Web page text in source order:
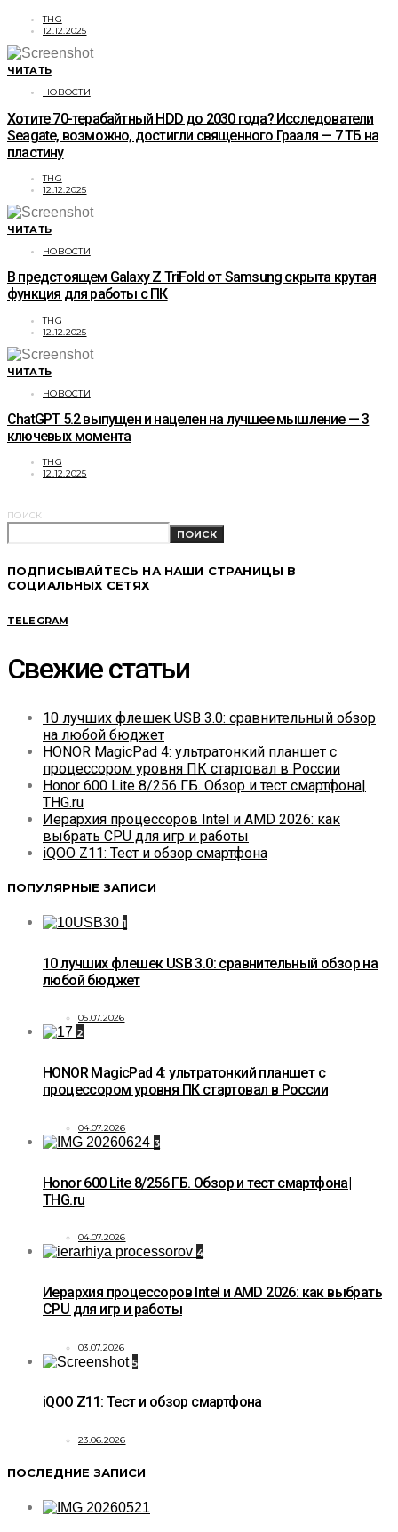
THG
12.12.2025
ЧИТАТЬ
НОВОСТИ
Хотите 70-терабайтный HDD до 2030 года? Исследователи
Seagate, возможно, достигли священного Грааля — 7 ТБ на
пластину
THG
12.12.2025
ЧИТАТЬ
НОВОСТИ
В предстоящем Galaxy Z TriFold от Samsung скрыта крутая
функция для работы с ПК
THG
12.12.2025
ЧИТАТЬ
НОВОСТИ
ChatGPT 5.2 выпущен и нацелен на лучшее мышление — 3
ключевых момента
THG
12.12.2025
ПОИСК
ПОИСК
ПОДПИСЫВАЙТЕСЬ НА НАШИ СТРАНИЦЫ В
СОЦИАЛЬНЫХ СЕТЯХ
TELEGRAM
Свежие статьи
10 лучших флешек USB 3.0: сравнительный обзор
на любой бюджет
HONOR MagicPad 4: ультратонкий планшет с
процессором уровня ПК стартовал в России
Honor 600 Lite 8/256 ГБ. Обзор и тест смартфона|
THG.ru
Иерархия процессоров Intel и AMD 2026: как
выбрать CPU для игр и работы
iQOO Z11: Тест и обзор смартфона
ПОПУЛЯРНЫЕ ЗАПИСИ
1
10 лучших флешек USB 3.0: сравнительный обзор на
любой бюджет
05.07.2026
2
HONOR MagicPad 4: ультратонкий планшет с
процессором уровня ПК стартовал в России
04.07.2026
3
Honor 600 Lite 8/256 ГБ. Обзор и тест смартфона|
THG.ru
04.07.2026
4
Иерархия процессоров Intel и AMD 2026: как выбрать
CPU для игр и работы
03.07.2026
5
iQOO Z11: Тест и обзор смартфона
23.06.2026
ПОСЛЕДНИЕ ЗАПИСИ